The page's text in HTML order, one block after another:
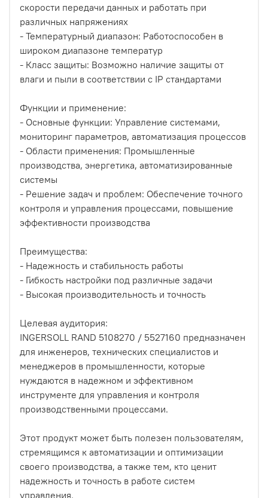
скорости передачи данных и работать при
различных напряжениях
- Температурный диапазон: Работоспособен в
широком диапазоне температур
- Класс защиты: Возможно наличие защиты от
влаги и пыли в соответствии с IP стандартами
Функции и применение:
- Основные функции: Управление системами,
мониторинг параметров, автоматизация процессов
- Области применения: Промышленные
производства, энергетика, автоматизированные
системы
- Решение задач и проблем: Обеспечение точного
контроля и управления процессами, повышение
эффективности производства
Преимущества:
- Надежность и стабильность работы
- Гибкость настройки под различные задачи
- Высокая производительность и точность
Целевая аудитория:
INGERSOLL RAND 5108270 / 5527160 предназначен
для инженеров, технических специалистов и
менеджеров в промышленности, которые
нуждаются в надежном и эффективном
инструменте для управления и контроля
производственными процессами.
Этот продукт может быть полезен пользователям,
стремящимся к автоматизации и оптимизации
своего производства, а также тем, кто ценит
надежность и точность в работе систем
управления.